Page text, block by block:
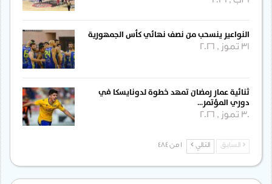
النواعير ينسحب من نصف نهائي كأس الجمهورية
31 تموز , 2026
ثنائية عمار رمضان تمهد خطوة لدونايسكا في
دوري المؤتمر…
30 تموز , 2026
السابق التالي